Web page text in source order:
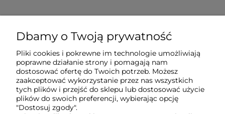
Dla klientów
Informacje
O firmie
Dbamy o Twoją prywatność
Pliki cookies i pokrewne im technologie umożliwiają
poprawne działanie strony i pomagają nam
dostosować ofertę do Twoich potrzeb. Możesz
zaakceptować wykorzystanie przez nas wszystkich
tych plików i przejść do sklepu lub dostosować użycie
plików do swoich preferencji, wybierając opcję
"Dostosuj zgody".